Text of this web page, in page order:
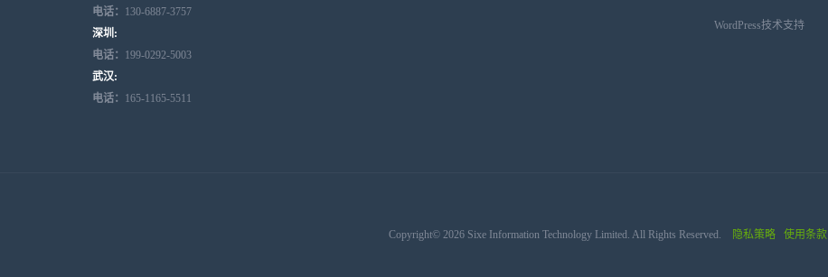
电话： 130-6887-3757
深圳:
电话： 199-0292-5003
武汉:
电话： 165-1165-5511
WordPress技术支持
Copyright© 2026 Sixe Information Technology Limited. All Rights Reserved. 隐私策略 使用条款